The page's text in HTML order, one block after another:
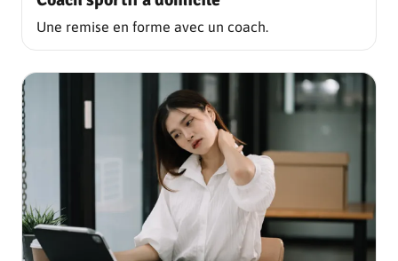
Une remise en forme avec un coach.